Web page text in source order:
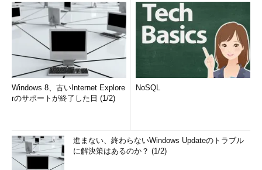
Windows 8、古いInternet Explore
rのサポートが終了した日 (1/2)
NoSQL
進まない、終わらないWindows Updateのトラブル
に解決策はあるのか？ (1/2)